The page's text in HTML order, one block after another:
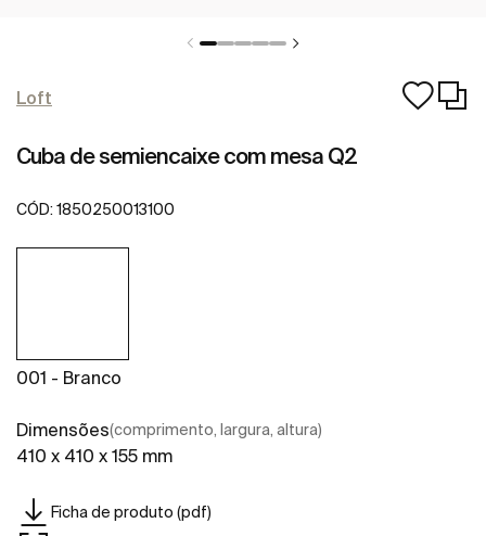
Loft
Cuba de semiencaixe com mesa Q2
CÓD: 1850250013100
001 - Branco
Dimensões(comprimento, largura, altura)
410 x 410 x 155 mm
Ficha de produto (pdf)